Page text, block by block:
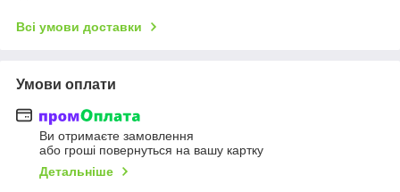
Всі умови доставки
Умови оплати
Ви отримаєте замовлення
або гроші повернуться на вашу картку
Детальніше